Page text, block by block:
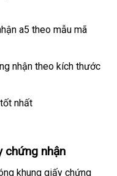
a5 theo mẫu mã
nhận theo kích thước
nhất
chứng nhận
khung giấy chứng